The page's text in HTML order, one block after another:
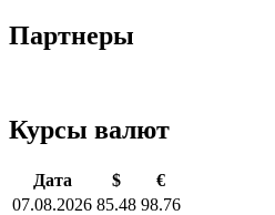
Партнеры
Курсы валют
Дата $
€
07.08.2026 85.48 98.76